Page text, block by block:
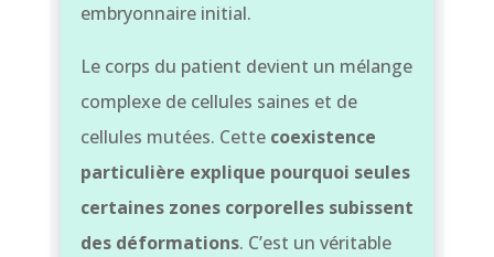
embryonnaire initial.
Le corps du patient devient un mélange
complexe de cellules saines et de
cellules mutées. Cette coexistence
particulière explique pourquoi seules
certaines zones corporelles subissent
des déformations. C’est un véritable